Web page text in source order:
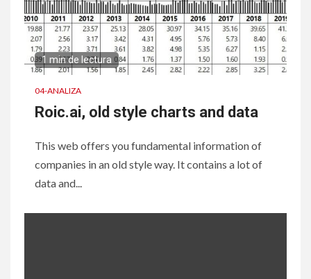
1 min de lectura
04-ANALIZA
Roic.ai, old style charts and data
This web offers you fundamental information of
companies in an old style way. It contains a lot of
data and...